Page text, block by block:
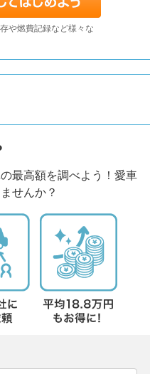
や燃費記録など様々な
最高額を調べよう！愛車
せんか？